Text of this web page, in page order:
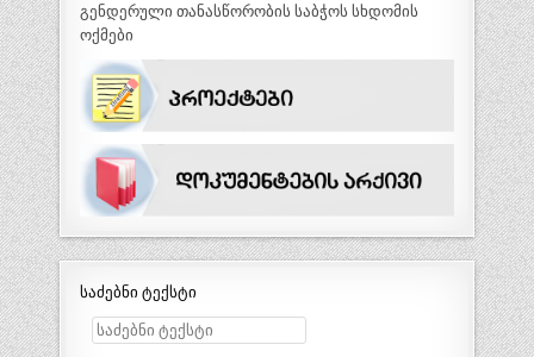
გენდერული თანასწორობის საბჭოს სხდომის
ოქმები
საძებნი ტექსტი